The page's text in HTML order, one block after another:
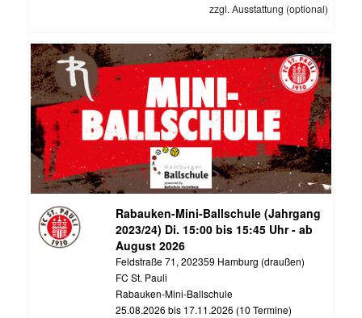
zzgl. Ausstattung (optional)
Rabauken-Mini-Ballschule (Jahrgang
2023/24) Di. 15:00 bis 15:45 Uhr - ab
August 2026
Feldstraße 71, 202359 Hamburg (draußen)
FC St. Pauli
Rabauken-Mini-Ballschule
25.08.2026 bis 17.11.2026 (10 Termine)